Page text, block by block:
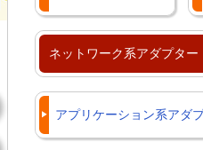
ネットワーク系アダプター
アプリケーション系アダ